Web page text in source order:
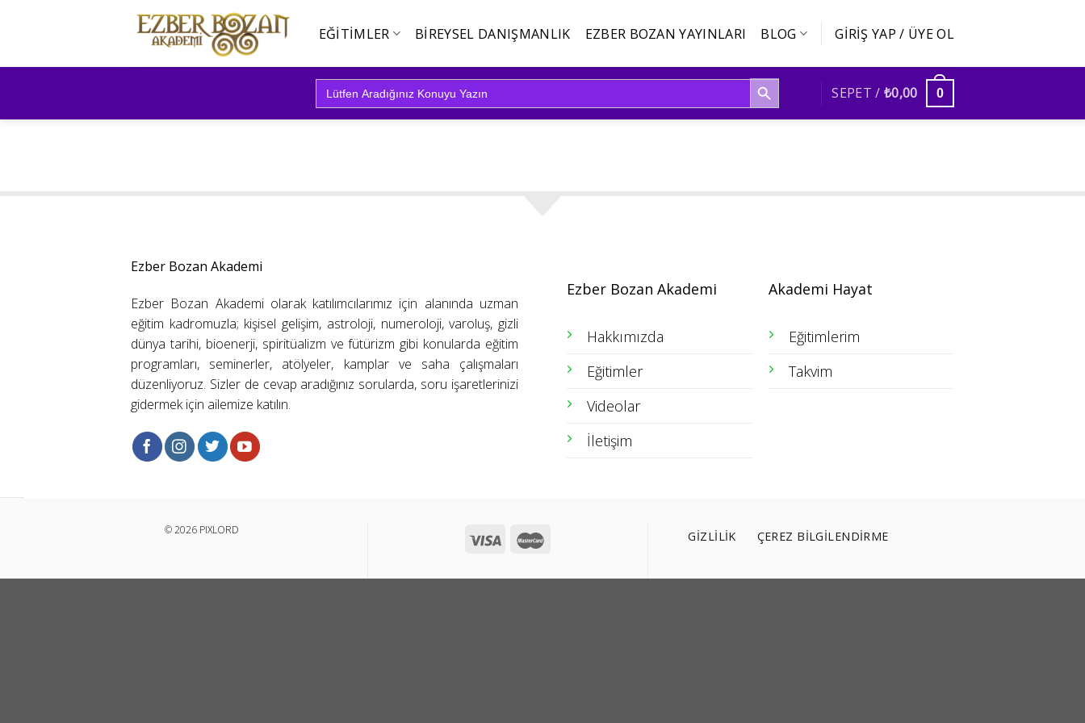
EĞITIMLER BIREYSEL DANIŞMANLIK EZBER BOZAN YAYINLARI BLOG GIRIŞ YAP / ÜYE OL
Search
for:
SEARCH BUTTON
SEPET / ₺0,00 0
Ezber Bozan Akademi
Ezber Bozan Akademi olarak katılımcılarımız için alanında uzman
eğitim kadromuzla; kişisel gelişim, astroloji, numeroloji, varoluş, gizli
dünya tarihi, bioenerji, spiritüalizm ve fütürizm gibi konularda eğitim
programları, seminerler, atölyeler, kamplar ve saha çalışmaları
düzenliyoruz. Sizler de cevap aradığınız sorularda, soru işaretlerinizi
gidermek için ailemize katılın.
Ezber Bozan Akademi
Hakkımızda
Eğitimler
Videolar
İletişim
Akademi Hayat
Eğitimlerim
Takvim
© 2026 PIXLORD GİZLİLİK ÇEREZ BİLGİLENDİRME